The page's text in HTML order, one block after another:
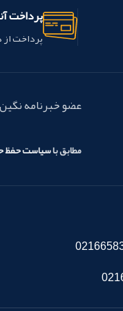
پرداخت
پرداخت از
عضو خبرنامه
مطابق باسیاست حفظ